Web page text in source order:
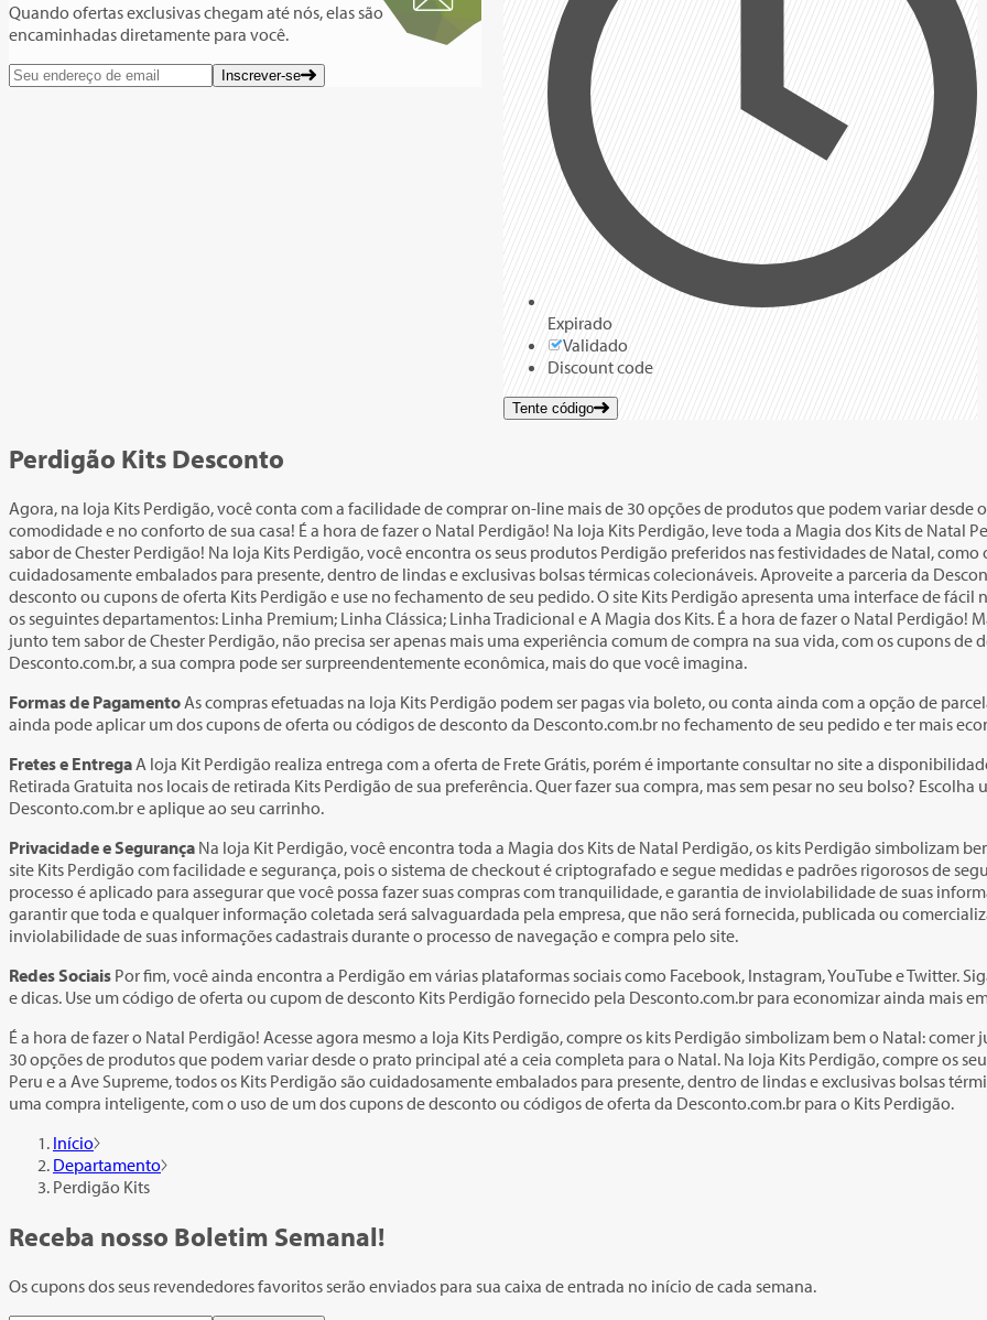
Quando ofertas exclusivas chegam até nós, elas são
encaminhadas diretamente para você.
Inscrever-se
Expirado
Validado
Discount code
Tente código
Perdigão Kits Desconto
Agora, na loja Kits Perdigão, você conta com a facilidade de comprar on-line mais de 30 opções de produtos que podem variar
comodidade e no conforto de sua casa! É a hora de fazer o Natal Perdigão! Na loja Kits Perdigão, leve toda a Magia dos Kits de Natal
sabor de Chester Perdigão! Na loja Kits Perdigão, você encontra os seus produtos Perdigão preferidos nas festividades de Natal, como
cuidadosamente embalados para presente, dentro de lindas e exclusivas bolsas térmicas colecionáveis. Aproveite a parceria da
desconto ou cupons de oferta Kits Perdigão e use no fechamento de seu pedido. O site Kits Perdigão apresenta uma interface de
os seguintes departamentos: Linha Premium; Linha Clássica; Linha Tradicional e A Magia dos Kits. É a hora de fazer o Natal Perdigão!
junto tem sabor de Chester Perdigão, não precisa ser apenas mais uma experiência comum de compra na sua vida, com os cupons
Desconto.com.br, a sua compra pode ser surpreendentemente econômica, mais do que você imagina.
Formas de PagamentoAs compras efetuadas na loja Kits Perdigão podem ser pagas via boleto, ou conta ainda com a opção de
ainda pode aplicar um dos cupons de oferta ou códigos de desconto da Desconto.com.br no fechamento de seu pedido e ter mais
Fretes e EntregaA loja Kit Perdigão realiza entrega com a oferta de Frete Grátis, porém é importante consultar no site a
Retirada Gratuita nos locais de retirada Kits Perdigão de sua preferência. Quer fazer sua compra, mas sem pesar no seu bolso?
Desconto.com.br e aplique ao seu carrinho.
Privacidade e Segurança Na loja Kit Perdigão, você encontra toda a Magia dos Kits de Natal Perdigão, os kits Perdigão simbolizam
site Kits Perdigão com facilidade e segurança, pois o sistema de checkout é criptografado e segue medidas e padrões rigorosos de
processo é aplicado para assegurar que você possa fazer suas compras com tranquilidade, e garantia de inviolabilidade de suas
garantir que toda e qualquer informação coletada será salvaguardada pela empresa, que não será fornecida, publicada ou
inviolabilidade de suas informações cadastrais durante o processo de navegação e compra pelo site.
Redes Sociais Por fim, você ainda encontra a Perdigão em várias plataformas sociais como Facebook, Instagram, YouTube e Twitter.
e dicas. Use um código de oferta ou cupom de desconto Kits Perdigão fornecido pela Desconto.com.br para economizar ainda mais
É a hora de fazer o Natal Perdigão! Acesse agora mesmo a loja Kits Perdigão, compre os kits Perdigão simbolizam bem o Natal:
30 opções de produtos que podem variar desde o prato principal até a ceia completa para o Natal. Na loja Kits Perdigão, compre os
Peru e a Ave Supreme, todos os Kits Perdigão são cuidadosamente embalados para presente, dentro de lindas e exclusivas bolsas
uma compra inteligente, com o uso de um dos cupons de desconto ou códigos de oferta da Desconto.com.br para o Kits Perdigão.
Início
Departamento
Perdigão Kits
Receba nosso Boletim Semanal!
Os cupons dos seus revendedores favoritos serão enviados para sua caixa de entrada no início de cada semana.